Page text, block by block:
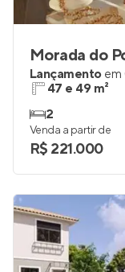
Morada do
Lançamento em
47 e 49 m²
2
Venda a partir de
R$ 221.000